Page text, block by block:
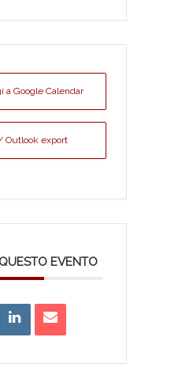
a Google Calendar
Outlook export
EVENTO